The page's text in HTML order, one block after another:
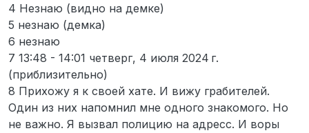
4 Незнаю (видно на демке)
5 незнаю (демка)
6 незнаю
7 13:48 - 14:01 четверг, 4 июля 2024 г.
(приблизительно)
8 Прихожу я к своей хате. И вижу грабителей.
Один из них напомнил мне одного знакомого. Но
не важно. Я вызвал полицию на адресс. И воры